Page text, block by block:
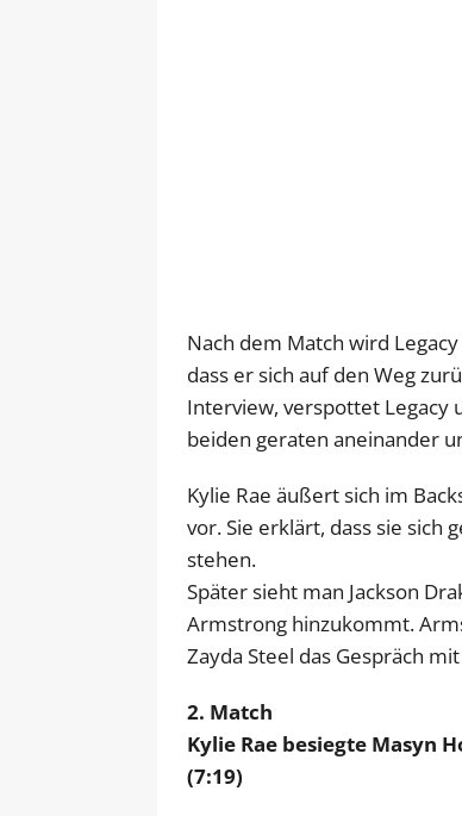
Nach dem Match wird
dass er sich auf den Weg
Interview, verspottet Legacy
beiden geraten aneinander
Kylie Rae äußert sich im
vor. Sie erklärt, dass sie sich
stehen.
Später sieht man Jackson
Armstrong hinzukommt.
Zayda Steel das Gespräch
2. Match
Kylie Rae besiegte Masyn
(7:19)